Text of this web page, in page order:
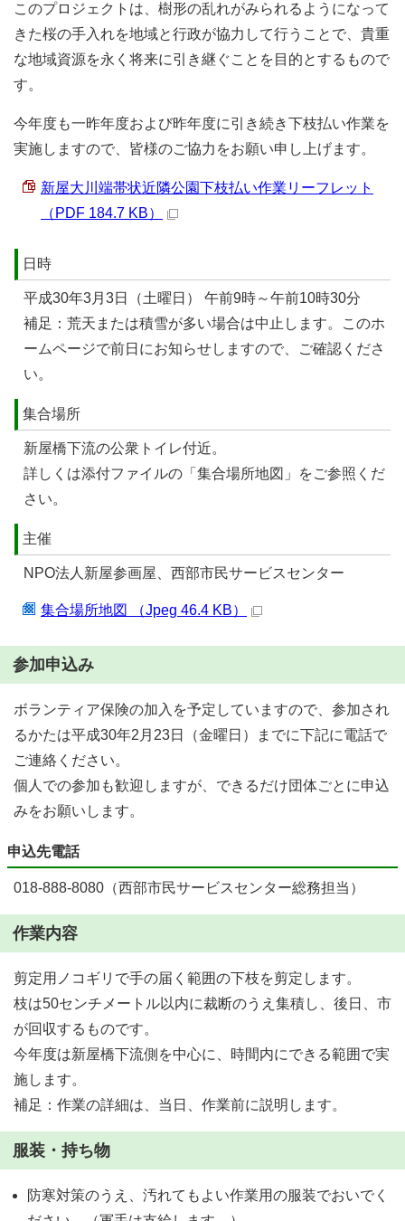
このプロジェクトは、樹形の乱れがみられるようになって
きた桜の手入れを地域と行政が協力して行うことで、貴重
な地域資源を永く将来に引き継ぐことを目的とするもので
す。
今年度も一昨年度および昨年度に引き続き下枝払い作業を
実施しますので、皆様のご協力をお願い申し上げます。
新屋大川端帯状近隣公園下枝払い作業リーフレット
（PDF 184.7 KB）
日時
平成30年3月3日（土曜日） 午前9時～午前10時30分
補足：荒天または積雪が多い場合は中止します。このホ
ームページで前日にお知らせしますので、ご確認くださ
い。
集合場所
新屋橋下流の公衆トイレ付近。
詳しくは添付ファイルの「集合場所地図」をご参照くだ
さい。
主催
NPO法人新屋参画屋、西部市民サービスセンター
集合場所地図 （Jpeg 46.4 KB）
参加申込み
ボランティア保険の加入を予定していますので、参加され
るかたは平成30年2月23日（金曜日）までに下記に電話で
ご連絡ください。
個人での参加も歓迎しますが、できるだけ団体ごとに申込
みをお願いします。
申込先電話
018-888-8080（西部市民サービスセンター総務担当）
作業内容
剪定用ノコギリで手の届く範囲の下枝を剪定します。
枝は50センチメートル以内に裁断のうえ集積し、後日、市
が回収するものです。
今年度は新屋橋下流側を中心に、時間内にできる範囲で実
施します。
補足：作業の詳細は、当日、作業前に説明します。
服装・持ち物
防寒対策のうえ、汚れてもよい作業用の服装でおいでく